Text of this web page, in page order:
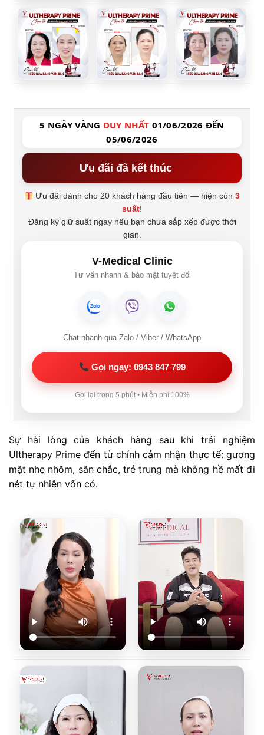
5 NGÀY VÀNG DUY NHẤT 01/06/2026 ĐẾN
05/06/2026
Ưu đãi đã kết thúc
Ưu đãi dành cho 20 khách hàng đầu tiên — hiện còn3
suất!
Đăng ký giữ suất ngay nếu bạn chưa sắp xếp được thời
gian.
V-Medical Clinic
Tư vấn nhanh & bảo mật tuyệt đối
Chat nhanh qua Zalo / Viber / WhatsApp
Gọi ngay: 0943 847 799
Gọi lại trong 5 phút • Miễn phí 100%
Sự hài lòng của khách hàng sau khi trải nghiệm
Ultherapy Prime đến từ chính cảm nhận thực tế: gương
mặt nhẹ nhõm, săn chắc, trẻ trung mà không hề mất đi
nét tự nhiên vốn có.